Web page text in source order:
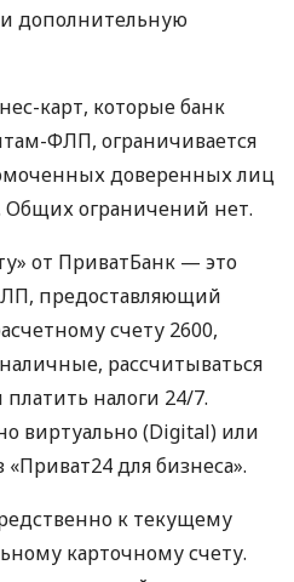
дополнительную
карт, которые банк
ФЛП, ограничивается
доверенных лиц
ограничений нет.
от ПриватБанк — это
предоставляющий
счету 2600,
рассчитываться
налоги 24/7.
виртуально (Digital) или
для бизнеса».
к текущему
карточному счету.